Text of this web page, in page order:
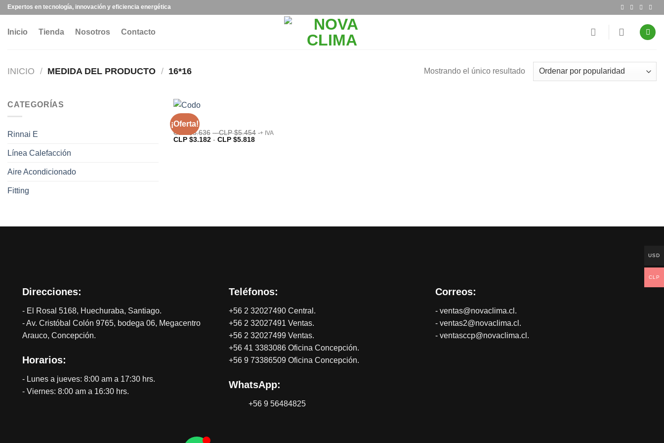
Expertos en tecnología, innovación y eficiencia energética
Inicio Tienda Nosotros Contacto
INICIO / MEDIDA DEL PRODUCTO / 16*16 Mostrando el único resultado
CATEGORÍAS
Rinnai E
Línea Calefacción
Aire Acondicionado
Fitting
¡Oferta!
Codo
CLP $3.636 - CLP $5.454 + IVA
CLP $3.182 - CLP $5.818
Direcciones:
- El Rosal 5168, Huechuraba, Santiago.
- Av. Cristóbal Colón 9765, bodega 06, Megacentro
Arauco, Concepción.
Horarios:
- Lunes a jueves: 8:00 am a 17:30 hrs.
- Viernes: 8:00 am a 16:30 hrs.
Teléfonos:
+56 2 32027490 Central.
+56 2 32027491 Ventas.
+56 2 32027499 Ventas.
+56 41 3383086 Oficina Concepción.
+56 9 73386509 Oficina Concepción.
WhatsApp:
+56 9 56484825
Correos:
- ventas@novaclima.cl.
- ventas2@novaclima.cl.
- ventasccp@novaclima.cl.
USD
CLP